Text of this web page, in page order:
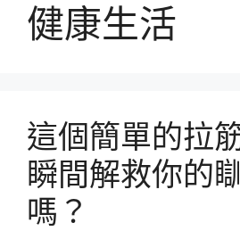
健康生活
這個簡單的拉
瞬間解救你的
嗎？